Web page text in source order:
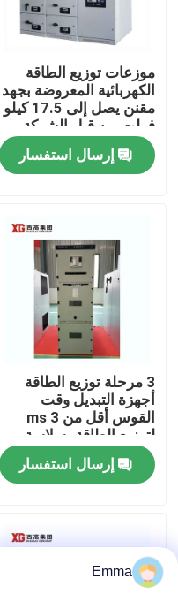
منزل، بيت
منتجات
جولة في المعمل
مراقبة الجودة
اتصل بنا
اطلب اقتباس
تبديل كسر تحميل الهواء
مفاتيح توزيع الطاقة
موزعات توزيع الطاقة
الكهربائية المعروضة بجهد
مقنن يصل إلى 17.5 كيلو
فولت من قبل الشركة
المصنعة الأصلية
إرسال استفسار
3 مرحلة توزيع الطاقة
أجهزة التبديل وقت
القوس أقل من 3 ms
لتوزيع الطاقة بسلاسة
إرسال استفسار
Emma